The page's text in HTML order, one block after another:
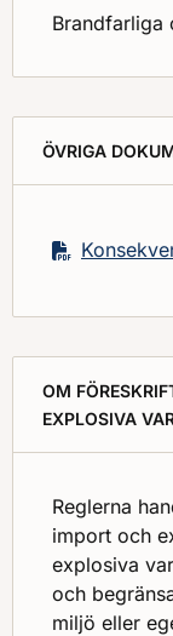
Brandfarliga
ÖVRIGA
OM
EXPLOSIVA
Reglerna
import och
explosiva
och
miljö eller